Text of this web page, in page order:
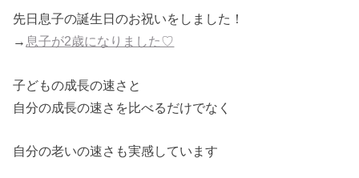
先日息子の誕生日のお祝いをしました！
→ 息子が2歳になりました♡
子どもの成長の速さと
自分の成長の速さを比べるだけでなく
自分の老いの速さも実感しています